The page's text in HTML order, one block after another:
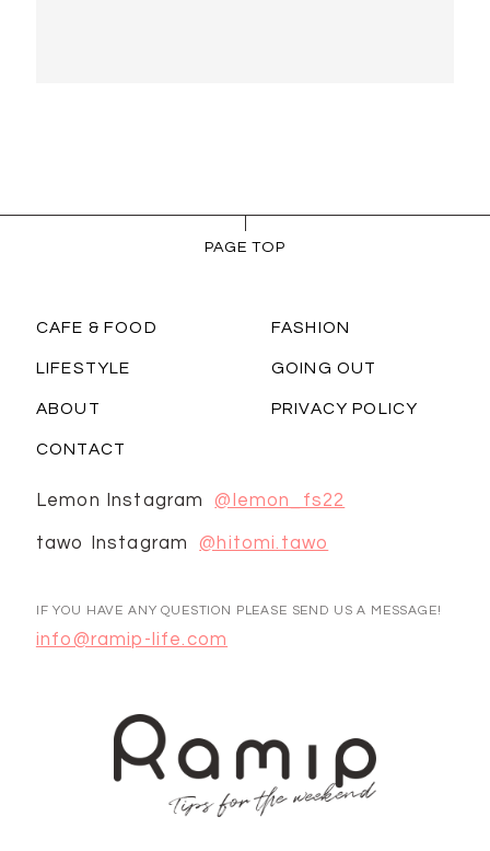
PAGE TOP
CAFE & FOOD FASHION
LIFESTYLE GOING OUT
ABOUT PRIVACY POLICY
CONTACT
Lemon Instagram @lemon_fs22
tawo Instagram @hitomi.tawo
IF YOU HAVE ANY QUESTION PLEASE SEND US A MESSAGE!
info@ramip-life.com